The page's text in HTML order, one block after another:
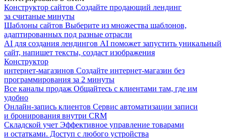
Конструктор сайтов Создайте продающий лендинг
за считаные минуты
Шаблоны сайтов Выберите из множества шаблонов,
адаптированных под разные отрасли
AI для создания лендингов AI поможет запустить уникальный
сайт, напишет тексты, создаст изображения
Конструктор
интернет-магазинов Создайте интернет-магазин без
программирования за 2 минуты
Все каналы продаж Общайтесь с клиентами там, где им
удобно
Онлайн-запись клиентов Сервис автоматизации записи
и бронирования внутри CRM
Складской учет Эффективное управление товарами
и остатками. Доступ с любого устройства